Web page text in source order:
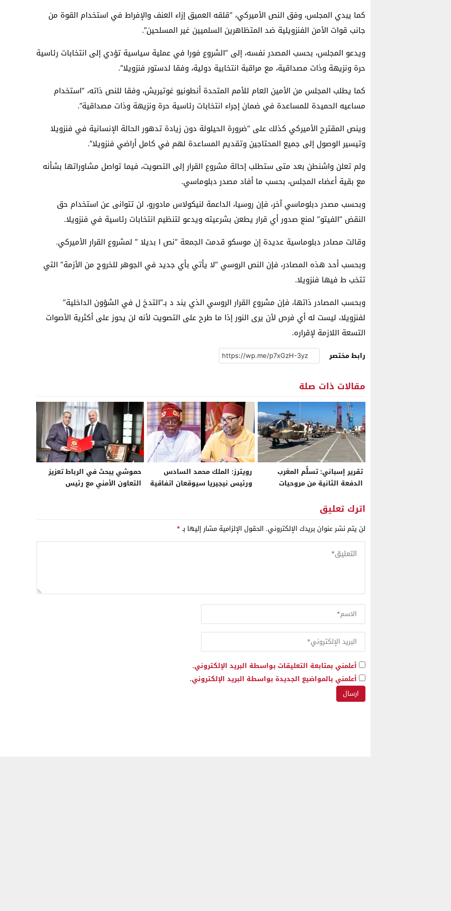
كما يبدي المجلس، وفق النص الأميركي، “قلقه العميق إزاء العنف والإفراط في استخدام القوة من
جانب قوات الأمن الفنزويلية ضد المتظاهرين السلميين غير المسلحين”.
ويدعو المجلس، بحسب المصدر نفسه، إلى “الشروع فورا في عملية سياسية تؤدي إلى انتخابات رئاسية
حرة ونزيهة وذات مصداقية، مع مراقبة انتخابية دولية، وفقا لدستور فنزويلا”.
كما يطلب المجلس من الأمين العام للأمم المتحدة أنطونيو غوتيريش، وفقا للنص ذاته، “استخدام
مساعيه الحميدة للمساعدة في ضمان إجراء انتخابات رئاسية حرة ونزيهة وذات مصداقية”.
وينص المقترح الأميركي كذلك على “ضرورة الحيلولة دون زيادة تدهور الحالة الإنسانية في فنزويلا
وتيسير الوصول إلى جميع المحتاجين وتقديم المساعدة لهم في كامل أراضي فنزويلا”.
ولم تعلن واشنطن بعد متى ستطلب إحالة مشروع القرار إلى التصويت، فيما تواصل مشاوراتها بشأنه
مع بقية أعضاء المجلس، بحسب ما أفاد مصدر دبلوماسي.
وبحسب مصدر دبلوماسي آخر، فإن روسيا، الداعمة لنيكولاس مادورو، لن تتوانى عن استخدام حق
النقض “الفيتو” لمنع صدور أي قرار يطعن بشرعيته ويدعو لتنظيم انتخابات رئاسية في فنزويلا.
وقالت مصادر دبلوماسية عديدة إن موسكو قدمت الجمعة “نص ا بديلا ” لمشروع القرار الأميركي.
وبحسب أحد هذه المصادر، فإن النص الروسي “لا يأتي بأي جديد في الجوهر للخروج من الأزمة” التي
تتخب ط فيها فنزويلا.
وبحسب المصادر ذاتها، فإن مشروع القرار الروسي الذي يند د بـ”التدخ ل في الشؤون الداخلية”
لفنزويلا، ليست له أي فرص لأن يرى النور إذا ما طرح على التصويت لأنه لن يحوز على أكثرية الأصوات
التسعة اللازمة لإقراره.
رابط مختصر
مقالات ذات صلة
تقرير إسباني: تسلُّم المغرب
الدفعة الثانية من مروحيات
في موقع قوة استراتيجي ويقرب
قواته من معايير جيوش حلف
“الناتو”
رويترز: الملك محمد السادس
ورئيس نيجيريا سيوقعان اتفاقية
حموشي يبحث في الرباط تعزيز
التعاون الأمني مع رئيس
اترك تعليق
لن يتم نشر عنوان بريدك الإلكتروني. الحقول الإلزامية مشار إليها بـ*
أعلمني بمتابعة التعليقات بواسطة البريد الإلكتروني.
أعلمني بالمواضيع الجديدة بواسطة البريد الإلكتروني.